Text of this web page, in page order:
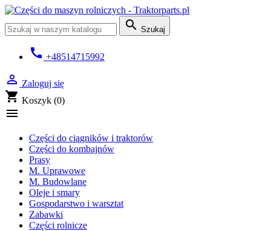
 Szukaj
call +48514715992
 Zaloguj się
shopping_cart Koszyk (0)

Części do ciągników i traktorów
Części do kombajnów
Prasy
M. Uprawowe
M. Budowlane
Oleje i smary
Gospodarstwo i warsztat
Zabawki
Części rolnicze